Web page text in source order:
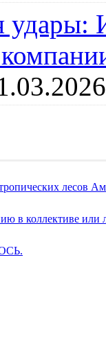
лесов
в коллективе